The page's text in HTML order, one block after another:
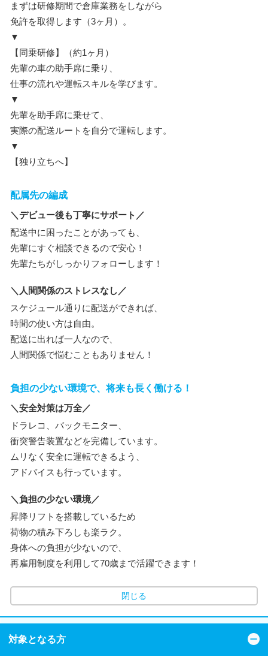
まずは研修期間で倉庫業務をしながら
免許を取得します（3ヶ月）。
▼
【同乗研修】（約1ヶ月）
先輩の車の助手席に乗り、
仕事の流れや運転スキルを学びます。
▼
先輩を助手席に乗せて、
実際の配送ルートを自分で運転します。
▼
【独り立ちへ】
配属先の編成
＼デビュー後も丁寧にサポート／
配送中に困ったことがあっても、
先輩にすぐ相談できるので安心！
先輩たちがしっかりフォローします！
＼人間関係のストレスなし／
スケジュール通りに配送ができれば、
時間の使い方は自由。
配送に出れば一人なので、
人間関係で悩むこともありません！
負担の少ない環境で、将来も長く働ける！
＼安全対策は万全／
ドラレコ、バックモニター、
衝突警告装置などを完備しています。
ムリなく安全に運転できるよう、
アドバイスも行っています。
＼負担の少ない環境／
昇降リフトを搭載しているため
荷物の積み下ろしも楽ラク。
身体への負担が少ないので、
再雇用制度を利用して70歳まで活躍できます！
閉じる
対象となる方